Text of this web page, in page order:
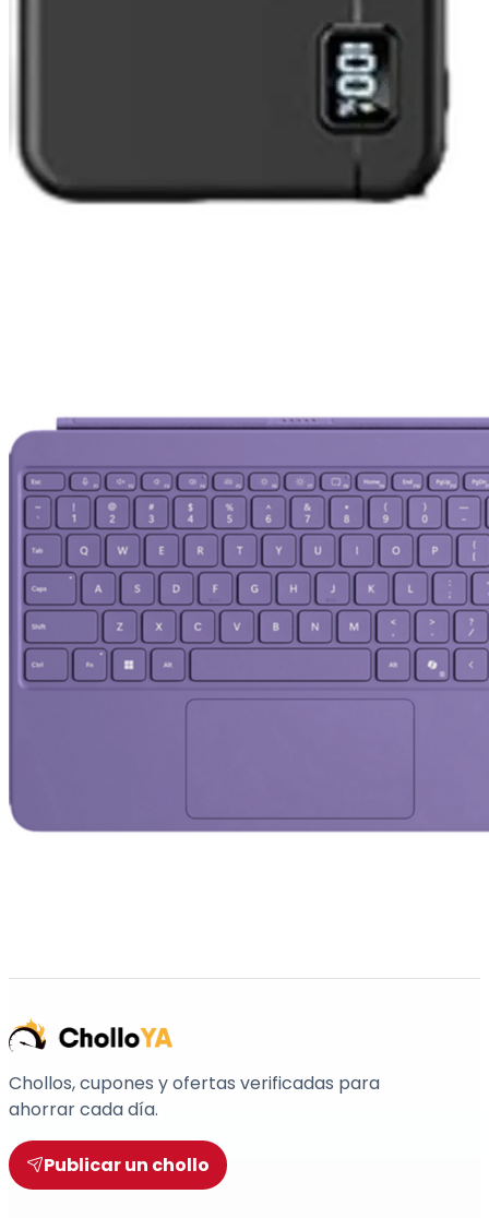
Chollos, cupones y ofertas verificadas para
ahorrar cada día.
Publicar un chollo